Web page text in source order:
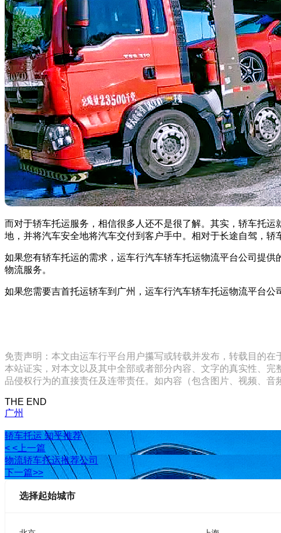
而对于轿车托运服务，相信很多人还不是很了解。其实，轿车托
地，并将汽车安全地将汽车交付到客户手中。相对于长途自驾，轿
如果您有轿车托运的需求，运车行汽车轿车托运物流平台公司提
物流服务。
如果您需要吉首托运轿车到广州，运车行汽车轿车托运物流平台
免责声明：本文由运车行平台用户攥写或转载并发布，转载目的
本站证实，对本文以及其中全部或者部分内容、文字的真实性、
品侵权行为的直接责任及连带责任。如内容（包含图片、视频、
THE END
广州
轿车托运 知乎推荐
< <上一篇
物流轿车托运推荐公司
下一篇>>
选择起始城市